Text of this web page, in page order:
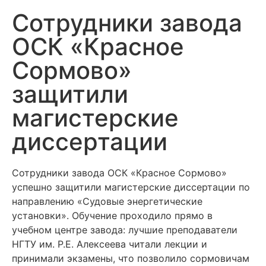
Сотрудники завода
ОСК «Красное
Сормово»
защитили
магистерские
диссертации
Сотрудники завода ОСК «Красное Сормово»
успешно защитили магистерские диссертации по
направлению «Судовые энергетические
установки». Обучение проходило прямо в
учебном центре завода: лучшие преподаватели
НГТУ им. Р.Е. Алексеева читали лекции и
принимали экзамены, что позволило сормовичам